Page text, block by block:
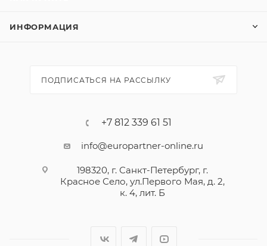
ИНФОРМАЦИЯ
ПОДПИСАТЬСЯ НА РАССЫЛКУ
+7 812 339 61 51
info@europartner-online.ru
198320, г. Санкт-Петербург, г.
Красное Село, ул.Первого Мая, д. 2,
к. 4, лит. Б